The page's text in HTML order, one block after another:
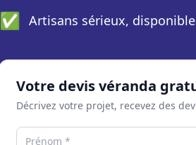
✅ Artisans sérieux,
Votre devis véranda
Décrivez votre projet, recevez des